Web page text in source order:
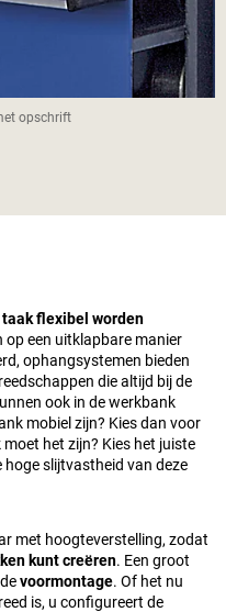
opschrift
taak flexibel worden
op een uitklapbare manier
ophangsystemen bieden
die altijd bij de
ook in de werkbank
mobiel zijn? Kies dan voor
het zijn? Kies het juiste
slijtvastheid van deze
met hoogteverstelling, zodat
kunt creëren. Een groot
voormontage. Of het nu
is, u configureert de